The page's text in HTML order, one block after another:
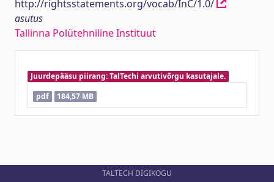
http://rightsstatements.org/vocab/InC/1.0/
asutus
Tallinna Polütehniline Instituut
Juurdepääsu piirang: TalTechi arvutivõrgu kasutajale.
pdf
184,57 MB
TALTECH DIGIKOGU